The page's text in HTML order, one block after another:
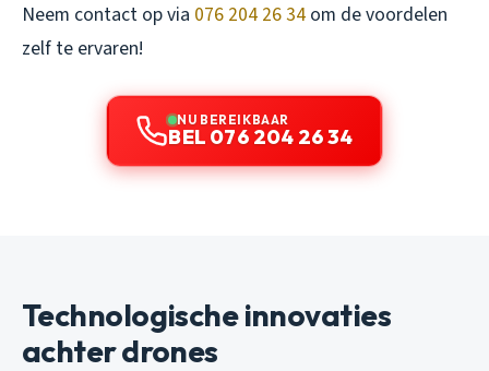
Neem contact op via 076 204 26 34 om de voordelen
zelf te ervaren!
NU BEREIKBAAR
BEL 076 204 26 34
Technologische innovaties
achter drones